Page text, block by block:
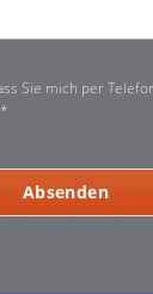
Sie mich per
Absenden